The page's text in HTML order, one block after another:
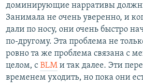
доминирующие нарративы
Занимала не очень уверенно, и
дали по носу, они очень быстро
по-другому. Эта проблема не
ровно та же проблема связана с
целом, с BLM и так далее. Эти
временем уходить, но пока они